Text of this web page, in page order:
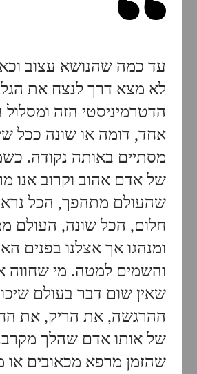
עד כמה שהנושא עצוב
לא מצא דרך לנצח את
הדטרמיניסטי הזה
אחד, דומה או שונה ככל
מסתיים באותה נקודה.
של אדם אהוב וקרוב אנו
שהעולם מתהפך, הכל
חלום, הכל שונה, העולם
ומנהגו אך אצלנו בפנים
והשמים למטה. מי שחווה
שאין שום דבר בעולם
ההרגשה, את הריק, את
של אותו אדם שהלך
שהזמן מרפא מכאובים